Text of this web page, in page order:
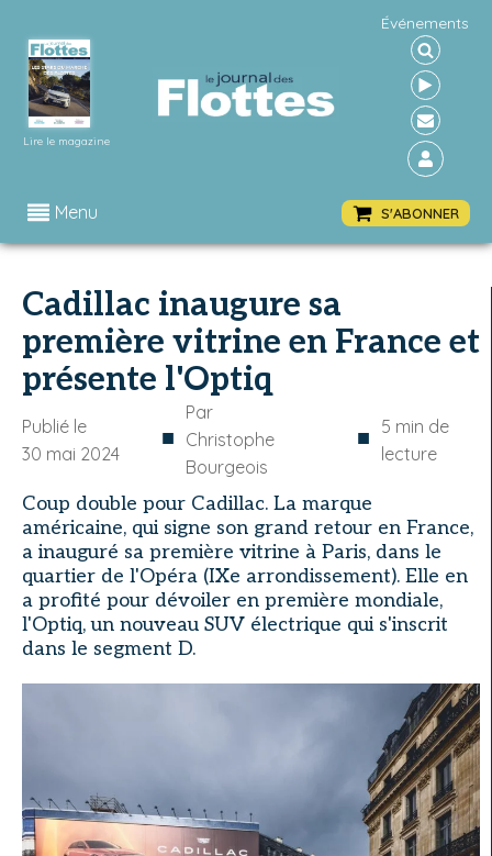
Lire le magazine
Événements
Menu S'ABONNER
Cadillac inaugure sa
première vitrine en France et
présente l'Optiq
Publié le
30 mai 2024
■
Par
Christophe
Bourgeois
■ 5 min de
lecture
Coup double pour Cadillac. La marque
américaine, qui signe son grand retour en France,
a inauguré sa première vitrine à Paris, dans le
quartier de l'Opéra (IXe arrondissement). Elle en
a profité pour dévoiler en première mondiale,
l'Optiq, un nouveau SUV électrique qui s'inscrit
dans le segment D.